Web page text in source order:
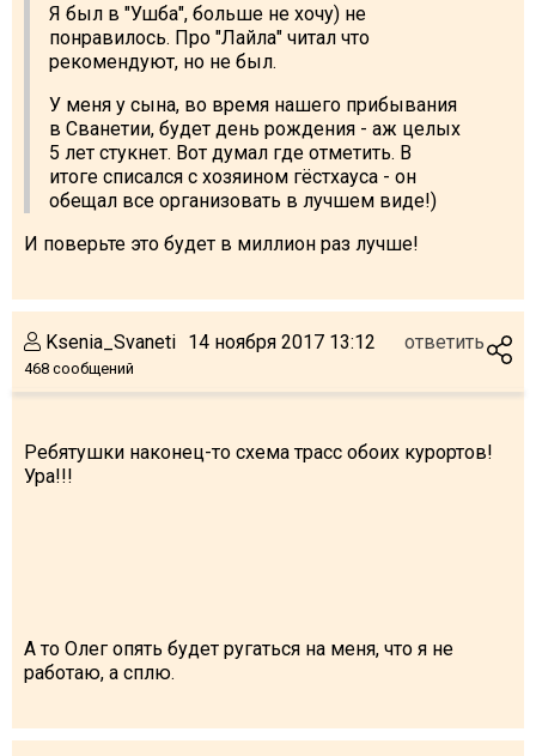
Я был в "Ушба", больше не хочу) не
понравилось. Про "Лайла" читал что
рекомендуют, но не был.
У меня у сына, во время нашего прибывания
в Сванетии, будет день рождения - аж целых
5 лет стукнет. Вот думал где отметить. В
итоге списался с хозяином гёстхауса - он
обещал все организовать в лучшем виде!)
И поверьте это будет в миллион раз лучше!
Ksenia_Svaneti
468 сообщений
14 ноября 2017 13:12 ответить
Ребятушки наконец-то схема трасс обоих курортов!
Ура!!!
А то Олег опять будет ругаться на меня, что я не
работаю, а сплю.